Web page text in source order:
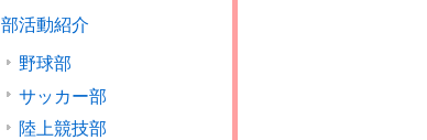
部活動紹介
野球部
サッカー部
陸上競技部